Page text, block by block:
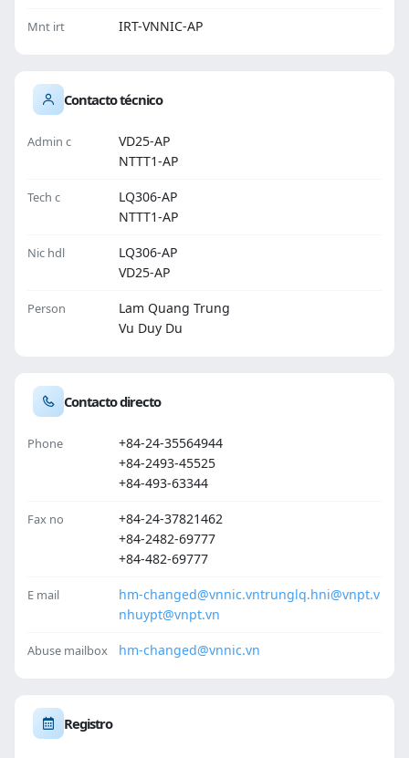
Mnt irt IRT-VNNIC-AP
Contacto técnico
Admin c
VD25-AP
NTTT1-AP
Tech c
LQ306-AP
NTTT1-AP
Nic hdl
LQ306-AP
VD25-AP
Person
Lam Quang Trung
Vu Duy Du
Contacto directo
Phone
+84-24-35564944
+84-2493-45525
+84-493-63344
Fax no
+84-24-37821462
+84-2482-69777
+84-482-69777
E mail hm-changed@vnnic.vntrunglq.hni@vnpt.v
nhuypt@vnpt.vn
Abuse mailbox hm-changed@vnnic.vn
Registro